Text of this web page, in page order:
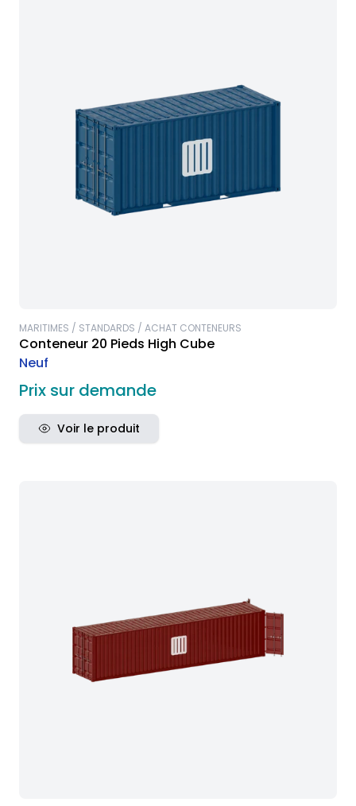
MARITIMES / STANDARDS / ACHAT CONTENEURS
Conteneur 20 Pieds High Cube
Neuf
Prix sur demande
Voir le produit